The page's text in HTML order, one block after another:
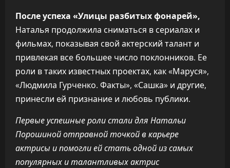
После успеха «Улицы разбитых фонарей»,
Наталья продолжила сниматься в сериалах и
фильмах, показывая свой актерский талант и
привлекая все большее число поклонников. Ее
роли в таких известных проектах, как «Маруся»,
«Людмила Гурченко. Факты», «Сашка» и другие,
принесли ей признание и любовь публики.
Первые успешные роли стали для Натальи
Порошиной отправной точкой в карьере
актрисы и помогли ей стать одной из самых
популярных и талантливых актрис